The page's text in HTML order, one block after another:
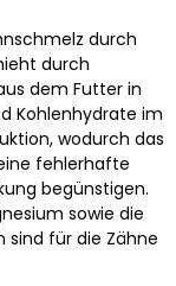
durch
durch
dem Futter in
Kohlenhydrate im
wodurch das
fehlerhafte
begünstigen.
sowie die
sind für die Zähne